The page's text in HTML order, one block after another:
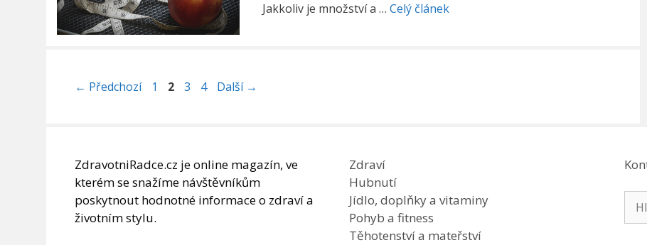
Jakkoliv je množství a … Celý článek
← Předchozí Stránka
1 Stránka
2 Stránka
3 Stránka
4 Další →
ZdravotniRadce.cz je online magazín, ve
kterém se snažíme návštěvníkům
poskytnout hodnotné informace o zdraví a
životním stylu.
Zdraví
Hubnutí
Jídlo, doplňky a vitaminy
Pohyb a fitness
Těhotenství a mateřství